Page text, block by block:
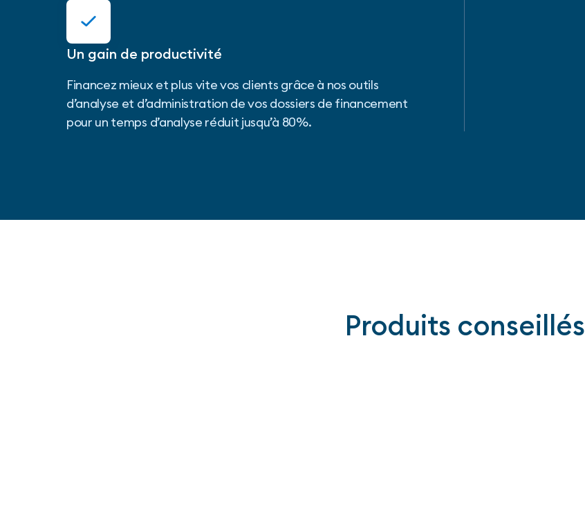
Un gain de productivité
Financez mieux et plus vite vos clients grâce à nos outils
d’analyse et d’administration de vos dossiers de financement
pour un temps d’analyse réduit jusqu’à 80%.
Produits conseillés